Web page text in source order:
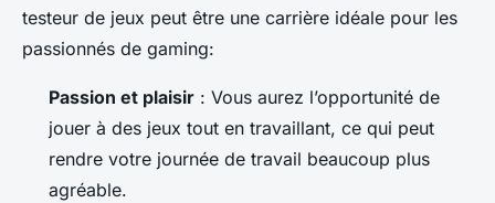
testeur de jeux peut être une carrière idéale pour les
passionnés de gaming:
Passion et plaisir : Vous aurez l’opportunité de
jouer à des jeux tout en travaillant, ce qui peut
rendre votre journée de travail beaucoup plus
agréable.